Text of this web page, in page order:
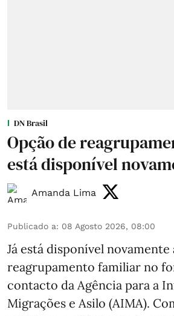
DN Brasil
Opção de
está disponível
Amanda Lima
Publicado a: 08 Agosto 2026, 08:00
Já está disponível novamente
reagrupamento familiar no
contacto da Agência para a
Migrações e Asilo (AIMA).